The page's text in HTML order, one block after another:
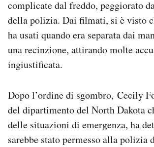
complicate dal freddo, peggiorato
della polizia. Dai filmati, si è visto
ha usati quando era separata dai
una recinzione, attirando molte
ingiustificata.
Dopo l’ordine di sgombro, Cecily
del dipartimento del North Dakota
delle situazioni di emergenza, ha
sarebbe stato permesso alla polizia